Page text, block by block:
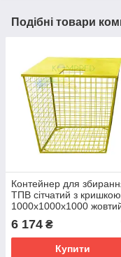
Подібні товари
Контейнер для
ТПВ сітчатий з кришкою
1000х1000х1000
6 174 ₴
Купити